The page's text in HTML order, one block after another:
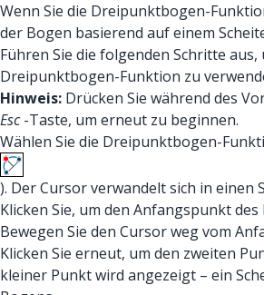
Wenn Sie die Dreipunktbogen-
der Bogen basierend auf einem
Führen Sie die folgenden Schritte aus,
Dreipunktbogen-Funktion zu
Hinweis: Drücken Sie während des
Esc-Taste, um erneut zu beginnen.
Wählen Sie die Dreipunktbogen-
). Der Cursor verwandelt sich in einen
Klicken Sie, um den Anfangspunkt
Bewegen Sie den Cursor weg vom
Klicken Sie erneut, um den zweiten
kleiner Punkt wird angezeigt – ein